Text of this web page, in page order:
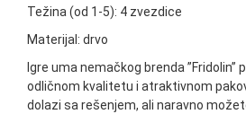
Težina (od 1-5): 4 zvezdice
Materijal: drvo
Igre uma nemačkog brenda ”Fridolin”
odličnom kvalitetu i atraktivnom
dolazi sa rešenjem, ali naravno